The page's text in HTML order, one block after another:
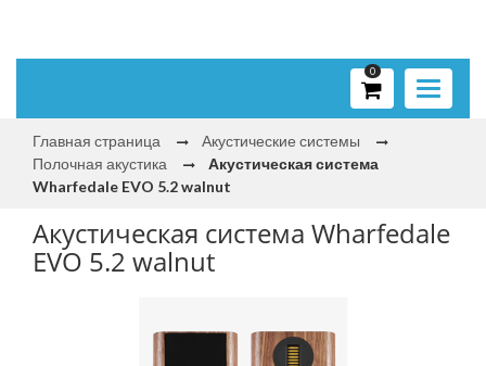
Toggle
0
Главная страница
Акустические системы
Полочная акустика
Акустическая система
Wharfedale EVO 5.2 walnut
Акустическая система Wharfedale
EVO 5.2 walnut